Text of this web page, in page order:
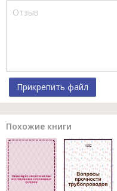
Прикрепить файл
Похожие книги